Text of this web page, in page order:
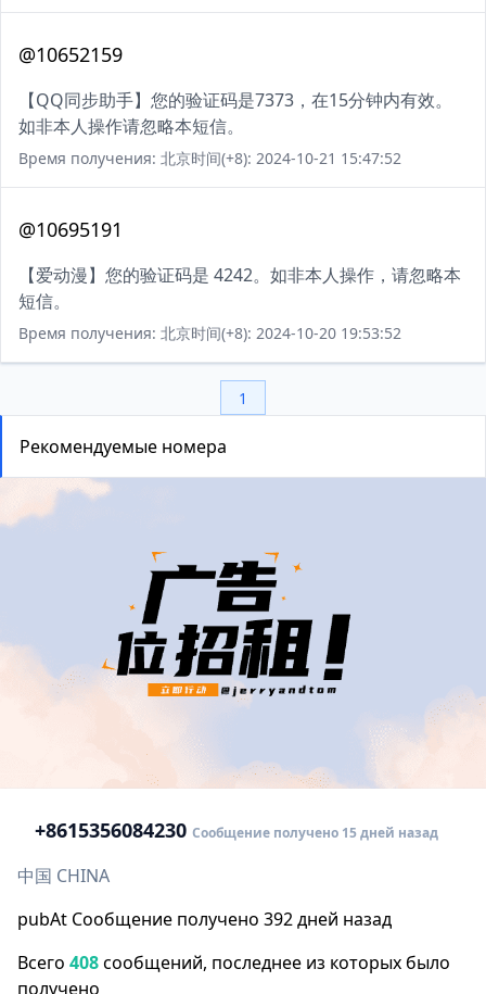
@10652159
【QQ同步助手】您的验证码是7373，在15分钟内有效。
如非本人操作请忽略本短信。
Время получения: 北京时间(+8): 2024-10-21 15:47:52
@10695191
【爱动漫】您的验证码是 4242。如非本人操作，请忽略本
短信。
Время получения: 北京时间(+8): 2024-10-20 19:53:52
1
Рекомендуемые номера
+8615356084230 Сообщение получено 15 дней назад
中国 CHINA
pubAt Сообщение получено 392 дней назад
Всего 408сообщений, последнее из которых было
получено